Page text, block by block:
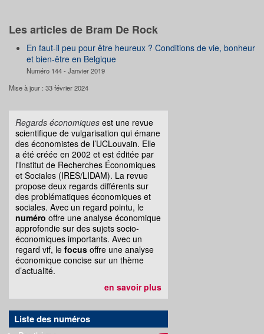
Les articles de Bram De Rock
En faut-il peu pour être heureux ? Conditions de vie, bonheur
et bien-être en Belgique
Numéro 144 - Janvier 2019
Mise à jour : 33 février 2024
Regards économiques est une revue
scientifique de vulgarisation qui émane
des économistes de l’UCLouvain. Elle
a été créée en 2002 et est éditée par
l'Institut de Recherches Économiques
et Sociales (IRES/LIDAM). La revue
propose deux regards différents sur
des problématiques économiques et
sociales. Avec un regard pointu, le
numéro offre une analyse économique
approfondie sur des sujets socio-
économiques importants. Avec un
regard vif, le focus offre une analyse
économique concise sur un thème
d’actualité.
en savoir plus
Liste des numéros